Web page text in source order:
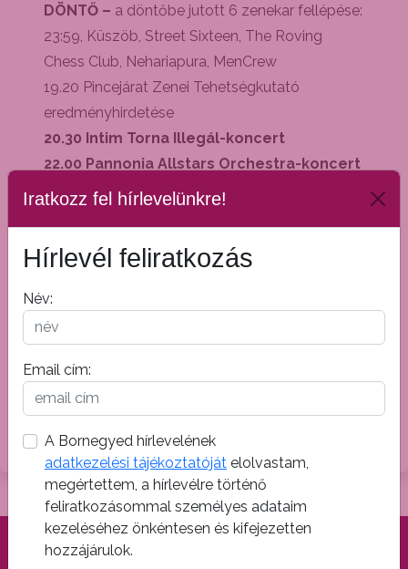
DÖNTŐ – a döntőbe jutott 6 zenekar fellépése:
23:59, Küszöb, Street Sixteen, The Roving
Chess Club, Nehariapura, MenCrew
19.20 Pincejárat Zenei Tehetségkutató
eredményhirdetése
20.30 Intim Torna Illegál-koncert
22.00 Pannonia Allstars Orchestra-koncert
– PASO Special
18.00 Ocho Macho-koncert
Kitelepülők a rendezvény időtartama
alatt:
Katona Borház
Soós István Borászati Technikum
Tangazdasága
Szeleshát Pincészet
Haggenmacher Sörcsarnok
Iratkozz fel hírlevelünkre!
Hírlevél feliratkozás
Név:
Email cím:
A Bornegyed hírlevelének
adatkezelési tájékoztatóját elolvastam,
megértettem, a hírlevélre történő
feliratkozásommal személyes adataim
kezeléséhez önkéntesen és kifejezetten
hozzájárulok.